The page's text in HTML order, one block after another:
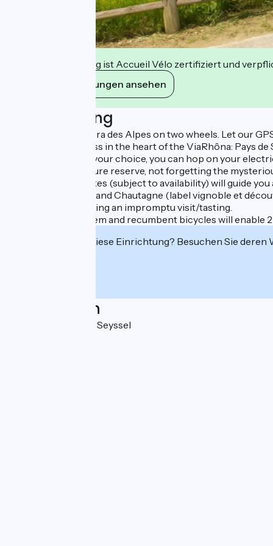
Diese Einrichtung ist Accueil Vélo zertifiziert und
Ihre Verpflichtungen ansehen
Beschreibung
ViaRhôna and Riviera des Alpes on two wheels. Let our
3 territories to cross in the heart of the ViaRhôna: Pays
Once you've made your choice, you can hop on your
Lavours marsh nature reserve, not forgetting the
The GPS on the bikes (subject to availability) will guide
Wine from Seyssel and Chautagne (label vignoble et
your taste buds during an impromptu visit/tasting.
New this year, tandem and recumbent bicycles will
Interessiert Sie diese Einrichtung? Besuchen Sie
Localisation
5 grande rue 74910 Seyssel